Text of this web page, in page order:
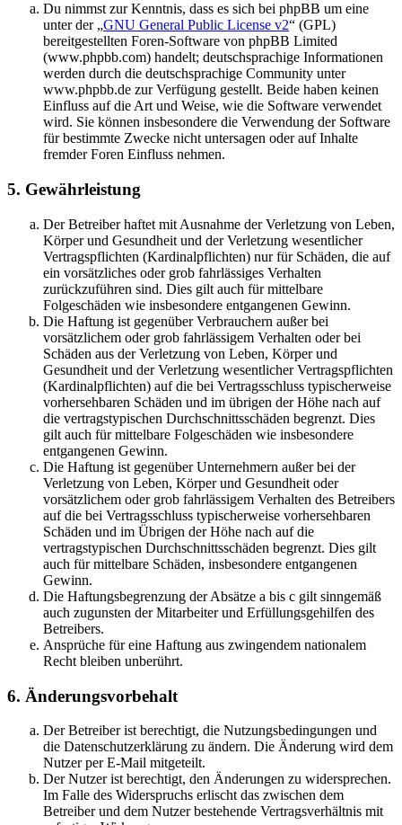
Du nimmst zur Kenntnis, dass es sich bei phpBB um eine
unter der „GNU General Public License v2“ (GPL)
bereitgestellten Foren-Software von phpBB Limited
(www.phpbb.com) handelt; deutschsprachige Informationen
werden durch die deutschsprachige Community unter
www.phpbb.de zur Verfügung gestellt. Beide haben keinen
Einfluss auf die Art und Weise, wie die Software verwendet
wird. Sie können insbesondere die Verwendung der Software
für bestimmte Zwecke nicht untersagen oder auf Inhalte
fremder Foren Einfluss nehmen.
5. Gewährleistung
Der Betreiber haftet mit Ausnahme der Verletzung von Leben,
Körper und Gesundheit und der Verletzung wesentlicher
Vertragspflichten (Kardinalpflichten) nur für Schäden, die auf
ein vorsätzliches oder grob fahrlässiges Verhalten
zurückzuführen sind. Dies gilt auch für mittelbare
Folgeschäden wie insbesondere entgangenen Gewinn.
Die Haftung ist gegenüber Verbrauchern außer bei
vorsätzlichem oder grob fahrlässigem Verhalten oder bei
Schäden aus der Verletzung von Leben, Körper und
Gesundheit und der Verletzung wesentlicher Vertragspflichten
(Kardinalpflichten) auf die bei Vertragsschluss typischerweise
vorhersehbaren Schäden und im übrigen der Höhe nach auf
die vertragstypischen Durchschnittsschäden begrenzt. Dies
gilt auch für mittelbare Folgeschäden wie insbesondere
entgangenen Gewinn.
Die Haftung ist gegenüber Unternehmern außer bei der
Verletzung von Leben, Körper und Gesundheit oder
vorsätzlichem oder grob fahrlässigem Verhalten des Betreibers
auf die bei Vertragsschluss typischerweise vorhersehbaren
Schäden und im Übrigen der Höhe nach auf die
vertragstypischen Durchschnittsschäden begrenzt. Dies gilt
auch für mittelbare Schäden, insbesondere entgangenen
Gewinn.
Die Haftungsbegrenzung der Absätze a bis c gilt sinngemäß
auch zugunsten der Mitarbeiter und Erfüllungsgehilfen des
Betreibers.
Ansprüche für eine Haftung aus zwingendem nationalem
Recht bleiben unberührt.
6. Änderungsvorbehalt
Der Betreiber ist berechtigt, die Nutzungsbedingungen und
die Datenschutzerklärung zu ändern. Die Änderung wird dem
Nutzer per E-Mail mitgeteilt.
Der Nutzer ist berechtigt, den Änderungen zu widersprechen.
Im Falle des Widerspruchs erlischt das zwischen dem
Betreiber und dem Nutzer bestehende Vertragsverhältnis mit